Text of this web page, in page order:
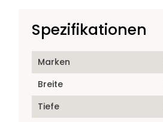
Spezifikationen
Marken
Breite
Tiefe